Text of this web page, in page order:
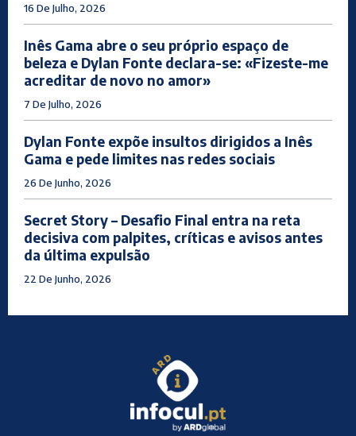
16 De Julho, 2026
Inês Gama abre o seu próprio espaço de
beleza e Dylan Fonte declara-se: «Fizeste-me
acreditar de novo no amor»
7 De Julho, 2026
Dylan Fonte expõe insultos dirigidos a Inês
Gama e pede limites nas redes sociais
26 De Junho, 2026
Secret Story – Desafio Final entra na reta
decisiva com palpites, críticas e avisos antes
da última expulsão
22 De Junho, 2026